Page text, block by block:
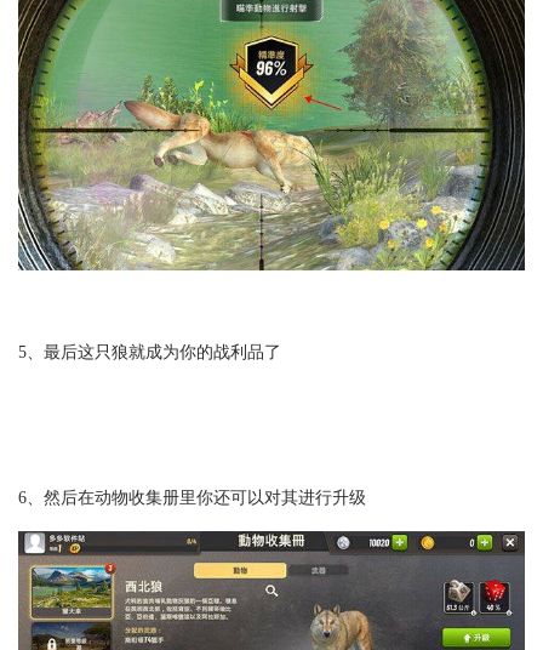
5、最后这只狼就成为你的战利品了
6、然后在动物收集册里你还可以对其进行升级